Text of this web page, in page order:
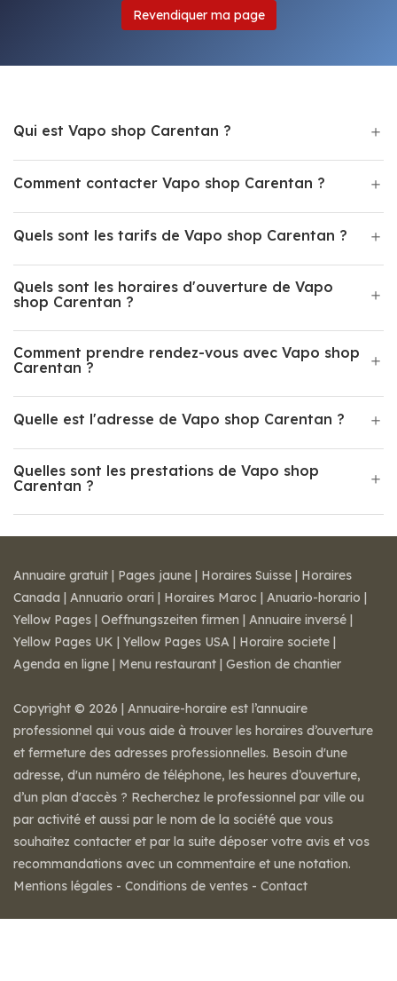
Revendiquer ma page
Qui est Vapo shop Carentan ?
Comment contacter Vapo shop Carentan ?
Quels sont les tarifs de Vapo shop Carentan ?
Quels sont les horaires d'ouverture de Vapo
shop Carentan ?
Comment prendre rendez-vous avec Vapo shop
Carentan ?
Quelle est l'adresse de Vapo shop Carentan ?
Quelles sont les prestations de Vapo shop
Carentan ?
Annuaire gratuit | Pages jaune | Horaires Suisse | Horaires
Canada | Annuario orari | Horaires Maroc | Anuario-horario |
Yellow Pages | Oeffnungszeiten firmen | Annuaire inversé |
Yellow Pages UK | Yellow Pages USA | Horaire societe |
Agenda en ligne | Menu restaurant | Gestion de chantier
Copyright © 2026 | Annuaire-horaire est l’annuaire
professionnel qui vous aide à trouver les horaires d’ouverture
et fermeture des adresses professionnelles. Besoin d'une
adresse, d'un numéro de téléphone, les heures d’ouverture,
d’un plan d'accès ? Recherchez le professionnel par ville ou
par activité et aussi par le nom de la société que vous
souhaitez contacter et par la suite déposer votre avis et vos
recommandations avec un commentaire et une notation.
Mentions légales - Conditions de ventes - Contact